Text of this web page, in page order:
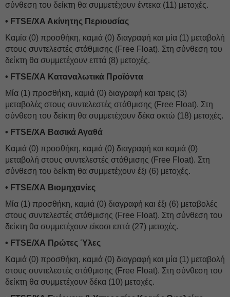
σύνθεση του δείκτη θα συμμετέχουν έντεκα (11) μετοχές.
• FTSE/ΧΑ Ακίνητης Περιουσίας
Καμία (0) προσθήκη, καμιά (0) διαγραφή και μία (1) μεταβολή
στους συντελεστές στάθμισης (Free Float). Στη σύνθεση του
δείκτη θα συμμετέχουν επτά (8) μετοχές.
• FTSE/ΧΑ Καταναλωτικά Προϊόντα
Μία (1) προσθήκη, καμιά (0) διαγραφή και τρεις (3)
μεταβολές στους συντελεστές στάθμισης (Free Float). Στη
σύνθεση του δείκτη θα συμμετέχουν δέκα οκτώ (18) μετοχές.
• FTSE/ΧΑ Βασικά Αγαθά
Καμιά (0) προσθήκη, καμιά (0) διαγραφή και καμιά (0)
μεταβολή στους συντελεστές στάθμισης (Free Float). Στη
σύνθεση του δείκτη θα συμμετέχουν έξι (6) μετοχές.
• FTSE/ΧΑ Βιομηχανίες
Μία (1) προσθήκη, καμιά (0) διαγραφή και έξι (6) μεταβολές
στους συντελεστές στάθμισης (Free Float). Στη σύνθεση του
δείκτη θα συμμετέχουν είκοσι επτά (27) μετοχές.
• FTSE/ΧΑ Πρώτες Ύλες
Καμιά (0) προσθήκη, καμιά (0) διαγραφή και μία (1) μεταβολή
στους συντελεστές στάθμισης (Free Float). Στη σύνθεση του
δείκτη θα συμμετέχουν δέκα (10) μετοχές.